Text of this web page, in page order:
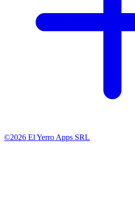
©2026 El Yerro Apps SRL